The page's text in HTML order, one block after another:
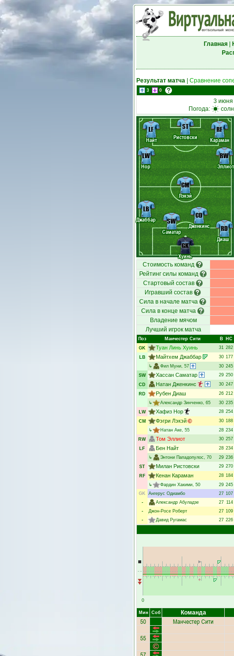
Главная|
Результат матча Сравнение
3 0
3 июня
Погода:
Хуинь
Джаббар
Саматар
Дженкинс
Диаш
Нор
Лэкэй
Эллиот
Найт Ристовски Караман
GK
LB
SW
CD
RD
LW
CM
RW
LF ST RF
Стоимость команд
Рейтинг силы команд
Стартовый состав
Игравший состав
Сила в начале матча
Сила в конце матча
Владение мячом
Лучший игрок матча
Поз
Манчестер Сити В НC
GK
Туан Линь Хуинь 31 282
LB
Майтхем Джаббар 30 177
↳
Фил Муни, 57 30 245
SW
Хассан Саматар 29 250
CD
Натан Дженкинс 30 247
RD
Рубен Диаш 26 212
↳
Александр Зинченко, 65 30 235
LW
Хафиз Нор 28 254
CM
Фэгри Лэкэй 30 188
↳
Натан Аке, 55 28 234
RW
Том Эллиот 30 257
LF
Бен Найт 28 234
↳
Энтони Пападопулос, 70 29 236
ST
Милан Ристовски 29 270
RF
Кенан Караман 28 184
↳
Фардин Хакими, 50 29 245
GK
Ангерус Одиамбо 27 107
-
Александр Абуладзе 27 114
-
Джон-Росе Роберт 27 109
-
Давид Ругамас 27 226
0
Мин Соб Команда
50 Манчестер Сити
55